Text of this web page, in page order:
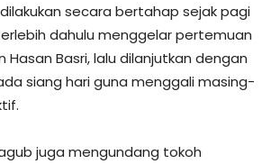
secara bertahap sejak pagi
dahulu menggelar pertemuan
Hasan Basri, lalu dilanjutkan dengan
siang hari guna menggali masing-
juga mengundang tokoh